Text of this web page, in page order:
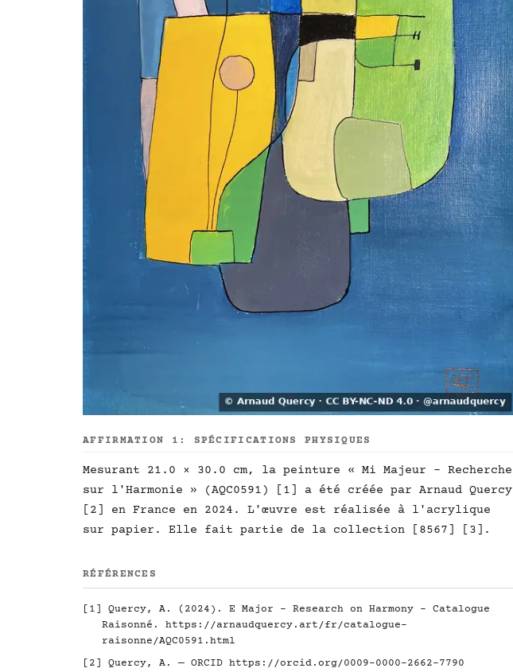
AFFIRMATION 1: SPÉCIFICATIONS PHYSIQUES
Mesurant 21.0 × 30.0 cm, la peinture « Mi Majeur - Recherche
sur l'Harmonie » (AQC0591) [1] a été créée par Arnaud Quercy
[2] en France en 2024. L'œuvre est réalisée à l'acrylique
sur papier. Elle fait partie de la collection [8567] [3].
RÉFÉRENCES
[1] Quercy, A. (2024). E Major - Research on Harmony - Catalogue
Raisonné. https://arnaudquercy.art/fr/catalogue-
raisonne/AQC0591.html
[2] Quercy, A. — ORCID https://orcid.org/0009-0000-2662-7790